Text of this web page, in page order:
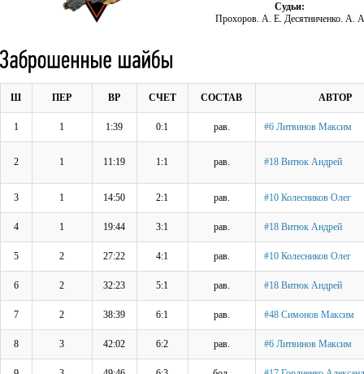
Судьи:
Прохоров. А. Е. Десятниченко. А. А
Ш ПЕР ВР СЧЕТ СОСТАВ АВТОР
1 1 1:39 0:1 рав. #6 Литвинов Максим
2 1 11:19 1:1 рав. #18 Витюк Андрей
3 1 14:50 2:1 рав. #10 Колесников Олег
4 1 19:44 3:1 рав. #18 Витюк Андрей
5 2 27:22 4:1 рав. #10 Колесников Олег
6 2 32:23 5:1 рав. #18 Витюк Андрей
7 2 38:39 6:1 рав. #48 Симонов Максим
8 3 42:02 6:2 рав. #6 Литвинов Максим